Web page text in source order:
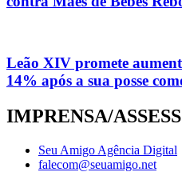
Leão XIV promete
14% após a sua posse
IMPRENSA/
Seu Amigo Agência Digital
falecom@seuamigo.net